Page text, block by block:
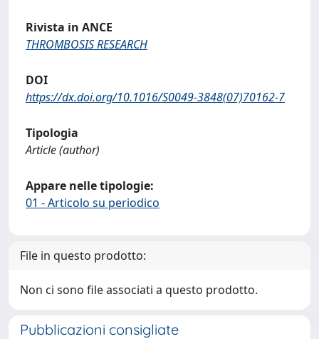
Rivista in ANCE
THROMBOSIS RESEARCH
DOI
https://dx.doi.org/10.1016/S0049-3848(07)70162-7
Tipologia
Article (author)
Appare nelle tipologie:
01 - Articolo su periodico
File in questo prodotto:
Non ci sono file associati a questo prodotto.
Pubblicazioni consigliate